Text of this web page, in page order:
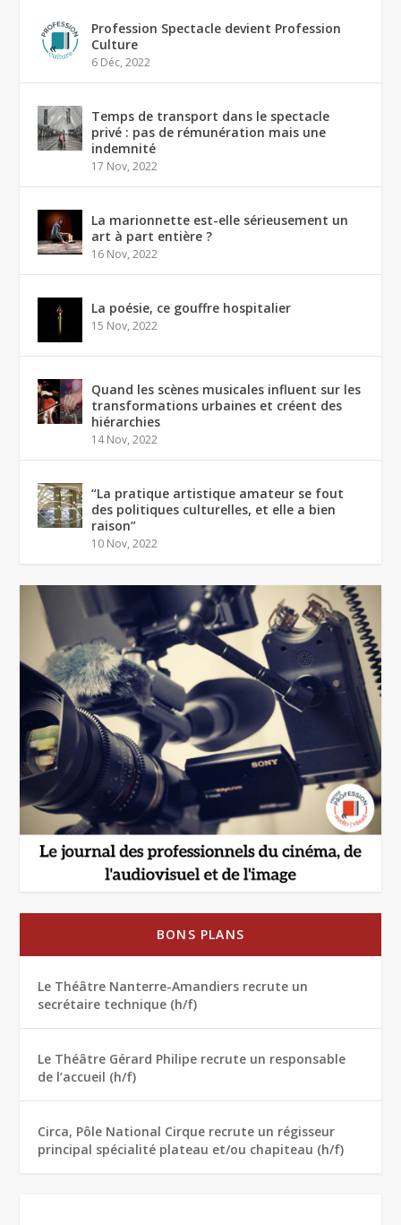
Profession Spectacle devient Profession
Culture
6 Déc, 2022
Temps de transport dans le spectacle
privé : pas de rémunération mais une
indemnité
17 Nov, 2022
La marionnette est-elle sérieusement un
art à part entière ?
16 Nov, 2022
La poésie, ce gouffre hospitalier
15 Nov, 2022
Quand les scènes musicales influent sur les
transformations urbaines et créent des
hiérarchies
14 Nov, 2022
“La pratique artistique amateur se fout
des politiques culturelles, et elle a bien
raison”
10 Nov, 2022
BONS PLANS
Le Théâtre Nanterre-Amandiers recrute un
secrétaire technique (h/f)
Le Théâtre Gérard Philipe recrute un responsable
de l’accueil (h/f)
Circa, Pôle National Cirque recrute un régisseur
principal spécialité plateau et/ou chapiteau (h/f)